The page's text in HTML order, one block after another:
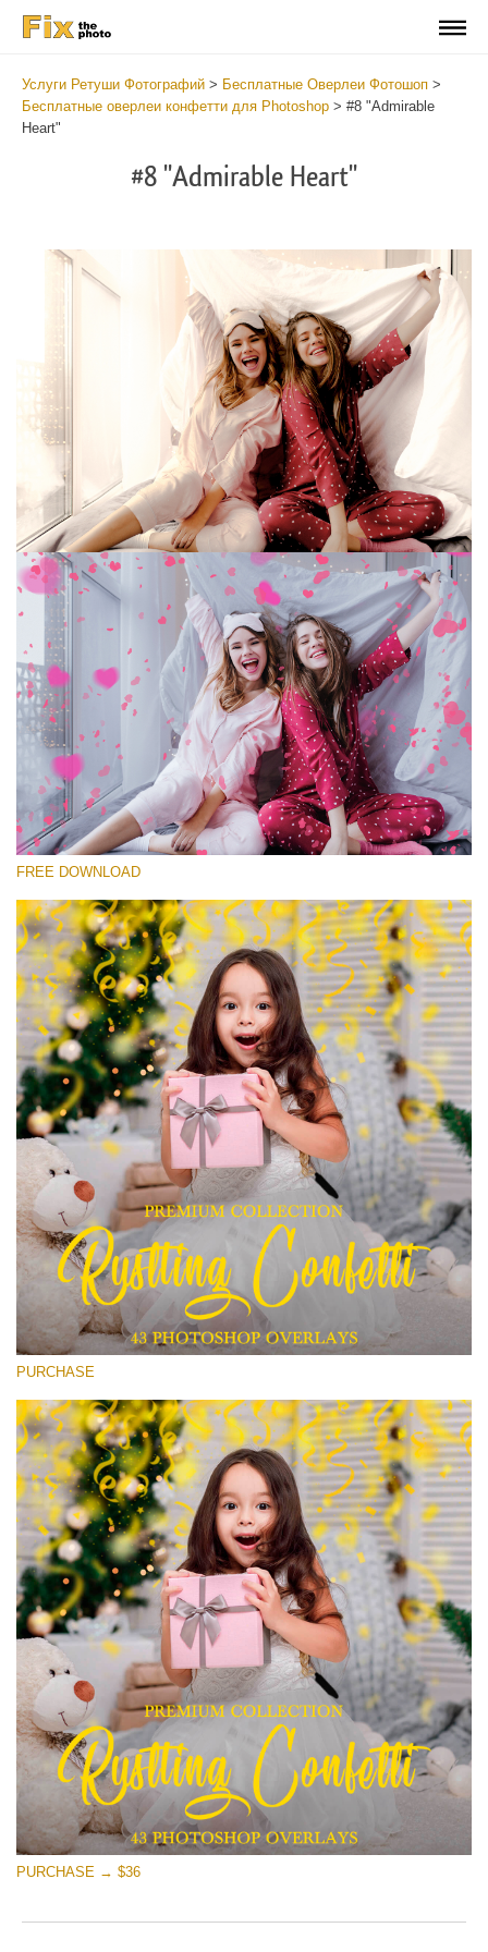
Услуги Ретуши Фотографий > Бесплатные Оверлеи Фотошоп >
Бесплатные оверлеи конфетти для Photoshop > #8 "Admirable
Heart"
#8 "Admirable Heart"
Выберите Вариант
Free Photoshop Overlay #8
Small 800*533px
Rustling Confetti
(43 Overlays)
Large 6000*4000px
Large 6000*4000px
Entire Collection
(1783 Overlays)
Large 6000*4000px
Скачать Бесплатно
FREE DOWNLOAD
PURCHASE
PURCHASE → $36